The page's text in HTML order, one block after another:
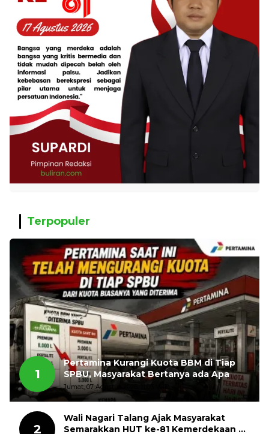
Terpopuler
1
Pertamina Kurangi Kuota BBM di Tiap
SPBU, Masyarakat Bertanya ada Apa
Jumat, 07 Agustus 2026, 11:03 WIB
2
Wali Nagari Talang Ajak Masyarakat
Semarakkan HUT ke-81 Kemerdekaan RI